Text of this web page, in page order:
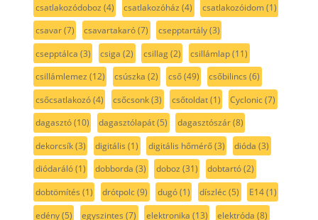
csatlakozódoboz (4) csatlakozóház (4) csatlakozóidom(1)
csavar(7) csavartakaró(7) csepptartály(3)
csepptálca (3) csiga (2) csillag(2) csillámlap(11)
csillámlemez (12) csúszka (2) cső(49) csőbilincs (6)
csőcsatlakozó(4) csőcsonk(3) csőtoldat(1) Cyclonic(7)
dagasztó(10) dagasztólapát(5) dagasztószár(8)
dekorcsík(3) digitális (1) digitális hőmérő(3) dióda (3)
diódaráló(1) dobborda (3) doboz (31) dobtartó(2)
dobtömítés (1) drótpolc(9) dugó(1) díszléc(5) E14(1)
edény(5) egyszintes (7) elektronika (13) elektróda (8)